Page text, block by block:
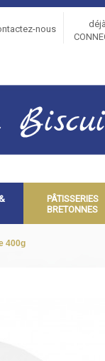
nous
PÂTISSERIES
BRETONNES
400g